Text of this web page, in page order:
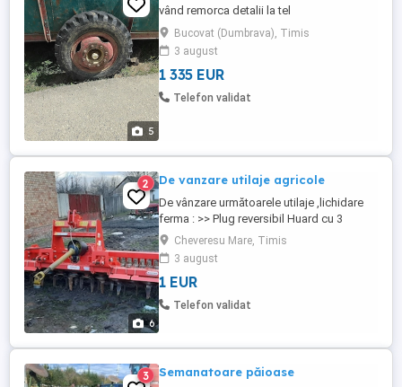
5
vând remorca detalii la tel
Bucovat (Dumbrava), Timis
3 august
1 335 EUR
Telefon validat
6
2 De vanzare utilaje agricole
De vânzare următoarele utilaje ,lichidare
ferma : >> Plug reversibil Huard cu 3
brazde în stare buna preț 3000 euro neg
>> Freza rotativa Maschio Gaspardo
Drago DC de 3 metri în stare foarte bună
6300 euro neg >> Disc în V de 3.8 metri în
stare buna preț 4000 euro neg
Cheveresu Mare, Timis
3 august
1 EUR
Telefon validat
3 Semanatoare păioase